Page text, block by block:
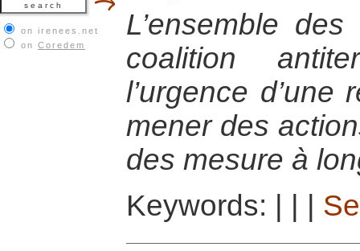
on irenees.net
on Coredem
L’ensemble
coalition
l’urgence
mener des
des mesure à
Keywords: